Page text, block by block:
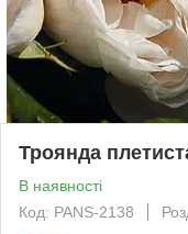
Троянда
В наявності
Код: PANS-2138